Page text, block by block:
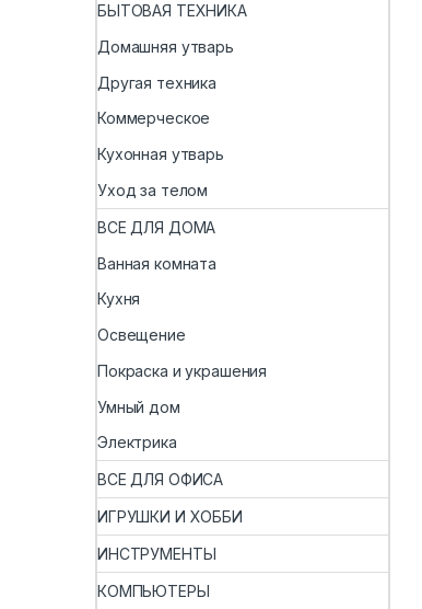
БЫТОВАЯ ТЕХНИКА
Домашняя утварь
Другая техника
Коммерческое
Кухонная утварь
Уход за телом
ВСЕ ДЛЯ ДОМА
Ванная комната
Кухня
Освещение
Покраска и украшения
Умный дом
Электрика
ВСЕ ДЛЯ ОФИСА
ИГРУШКИ И ХОББИ
ИНСТРУМЕНТЫ
КОМПЬЮТЕРЫ